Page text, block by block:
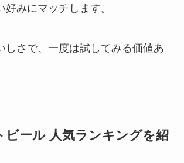
好みにマッチします。
しさで、一度は試してみる価値あ
ビール 人気ランキングを紹